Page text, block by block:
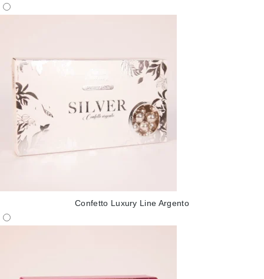
Confetto Luxury Line Argento